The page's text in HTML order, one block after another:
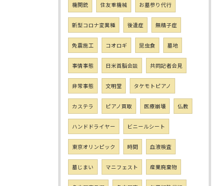
機関銃 住友重機械 お墓参り代行
新型コロナ変異種 後遺症 無精子症
免震施工 コオロギ 昆虫食 墓地
事情事態 日米首脳会談 共同記者会見
非常事態 文明堂 タケモトピアノ
カステラ ピアノ買取 医療崩壊 仏教
ハンドドライヤー ビニールシート
東京オリンピック 時間 血液検査
墓じまい マニフェスト 産業廃棄物